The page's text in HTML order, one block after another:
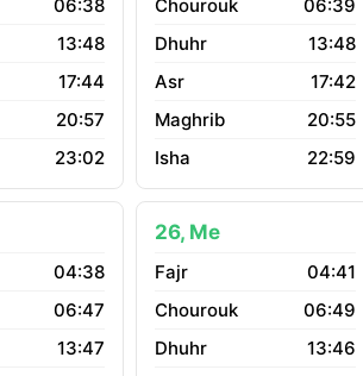
06:38
13:48
17:44
20:57
23:02
06:39
13:48
17:42
20:55
22:59
04:38
06:47
13:47
26, Me
04:41
06:49
13:46